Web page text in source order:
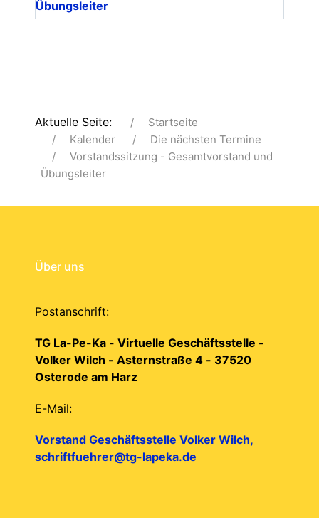
Übungsleiter
Aktuelle Seite:
Startseite
Kalender
Die nächsten Termine
Vorstandssitzung - Gesamtvorstand und
Übungsleiter
Über uns
Postanschrift:
TG La-Pe-Ka - Virtuelle Geschäftsstelle -
Volker Wilch - Asternstraße 4 - 37520
Osterode am Harz
E-Mail:
Vorstand Geschäftsstelle Volker Wilch,
schriftfuehrer@tg-lapeka.de